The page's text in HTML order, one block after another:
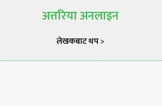
अत्तरिया अनलाइन
लेखकबाट थप >